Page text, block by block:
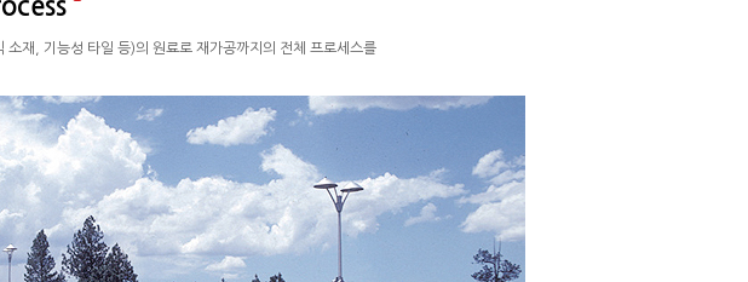
재, 기능성 타일 등)의 원료로 재가공까지의 전체 프로세스를